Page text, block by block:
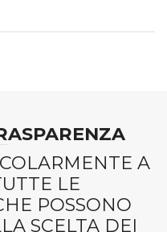
A
LE
POSSONO
SCELTA DEI